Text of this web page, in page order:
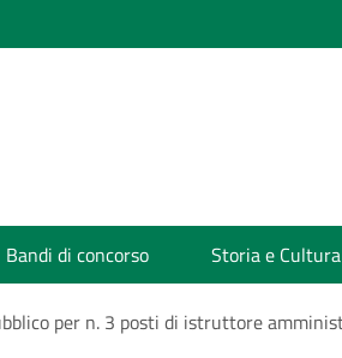
Bandi di concorso Storia e Cultura
per n. 3 posti di istruttore